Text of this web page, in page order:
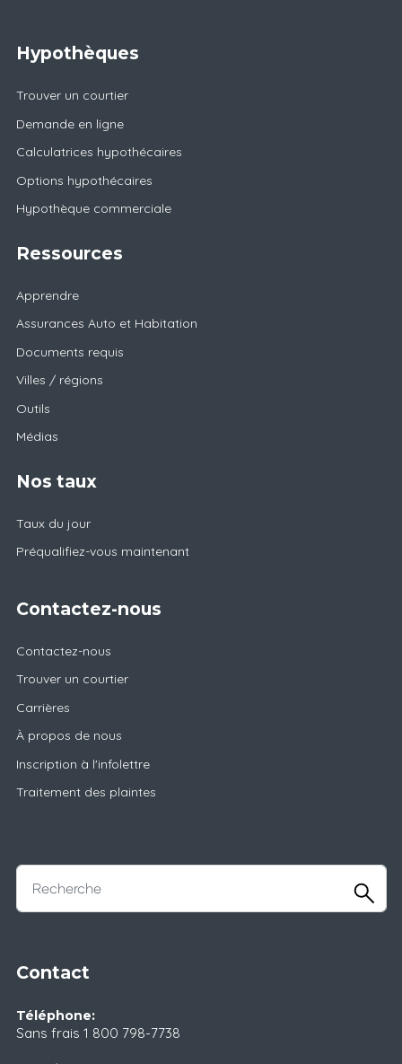
Hypothèques
Trouver un courtier
Demande en ligne
Calculatrices hypothécaires
Options hypothécaires
Hypothèque commerciale
Ressources
Apprendre
Assurances Auto et Habitation
Documents requis
Villes / régions
Outils
Médias
Nos taux
Taux du jour
Préqualifiez-vous maintenant
Contactez-nous
Contactez-nous
Trouver un courtier
Carrières
À propos de nous
Inscription à l'infolettre
Traitement des plaintes
Contact
Téléphone:
Sans frais 1 800 798-7738